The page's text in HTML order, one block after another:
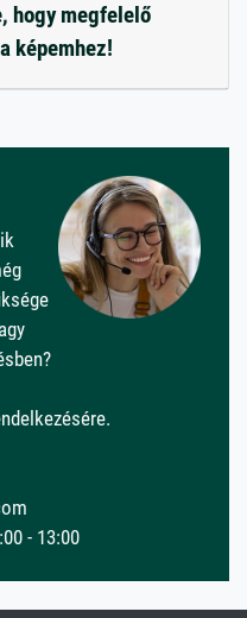
hogy megfelelő
képemhez!
- 13:00